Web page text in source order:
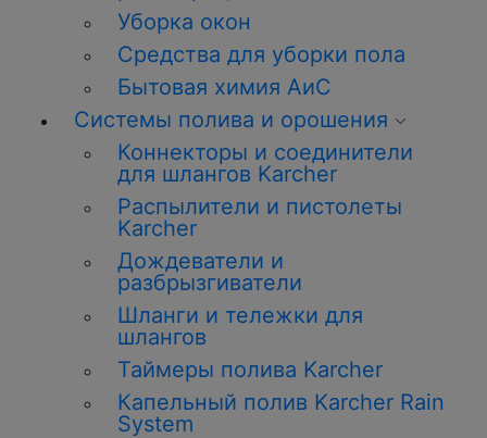
Уборка окон
Средства для уборки пола
Бытовая химия АиС
Системы полива и орошения
Коннекторы и соединители
для шлангов Karcher
Распылители и пистолеты
Karcher
Дождеватели и
разбрызгиватели
Шланги и тележки для
шлангов
Таймеры полива Karcher
Капельный полив Karcher Rain
System